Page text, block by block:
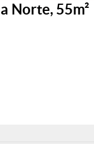
Norte, 55m²